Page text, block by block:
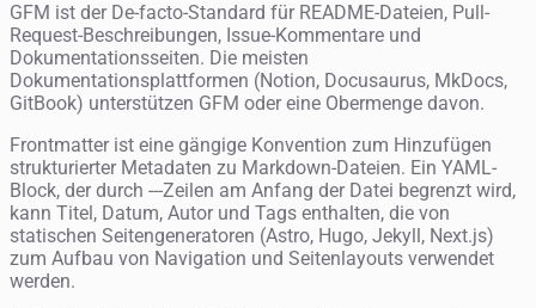
GFM ist der De-facto-Standard für README-Dateien, Pull-
Request-Beschreibungen, Issue-Kommentare und
Dokumentationsseiten. Die meisten
Dokumentationsplattformen (Notion, Docusaurus, MkDocs,
GitBook) unterstützen GFM oder eine Obermenge davon.
Frontmatter ist eine gängige Konvention zum Hinzufügen
strukturierter Metadaten zu Markdown-Dateien. Ein YAML-
Block, der durch ---Zeilen am Anfang der Datei begrenzt wird,
kann Titel, Datum, Autor und Tags enthalten, die von
statischen Seitengeneratoren (Astro, Hugo, Jekyll, Next.js)
zum Aufbau von Navigation und Seitenlayouts verwendet
werden.